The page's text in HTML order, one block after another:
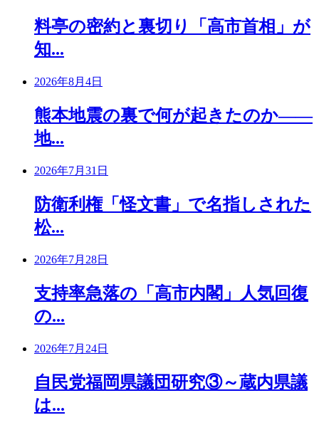
料亭の密約と裏切り「高市首相」が
知...
2026年8月4日
熊本地震の裏で何が起きたのか――
地...
2026年7月31日
防衛利権「怪文書」で名指しされた
松...
2026年7月28日
支持率急落の「高市内閣」人気回復
の...
2026年7月24日
自民党福岡県議団研究③～蔵内県議
は...